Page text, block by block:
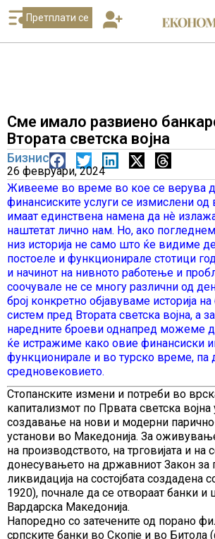
Претплати се
Сме имало развиено
Втората светска војна
Бизнис
26 февруари, 2024
Живееме во време во кое се верува
финансиските услуги се измислени од
имаат единствена намена да нè
наштетат лично нам. Но, ако
низ историја не само што ќе видиме
постоеле и функционирале стотици
и начинот на нивното работење и
соочувале не се многу различни од
број конкретно објавуваме историја
систем пред Втората светска војна, а
наредните броеви однапред можеме
ќе истражиме како овие финансиски
функционирале и во турско време, па
средновековието.
Стопанските измени и потреби во
капитализмот по Првата светска
создавање на нови и модерни
установи во Македонија. За
на производството, на трговијата и на
донесувањето на државниот Закон за
ликвидација на состојбата создадена
1920), почнале да се отвораат банки
Вардарска Македонија.
Напоредно со затечените од порано
српските банки во Скопје и во Битола